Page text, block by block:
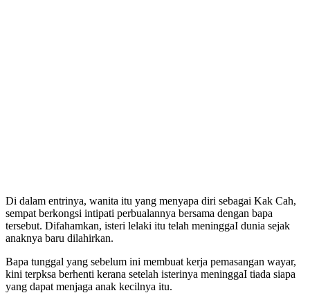
Di dalam entrinya, wanita itu yang menyapa diri sebagai Kak Cah,
sempat berkongsi intipati perbualannya bersama dengan bapa
tersebut. Difahamkan, isteri lelaki itu telah meninggaI dunia sejak
anaknya baru dilahirkan.
Bapa tunggal yang sebelum ini membuat kerja pemasangan wayar,
kini terpksa berhenti kerana setelah isterinya meninggaI tiada siapa
yang dapat menjaga anak kecilnya itu.